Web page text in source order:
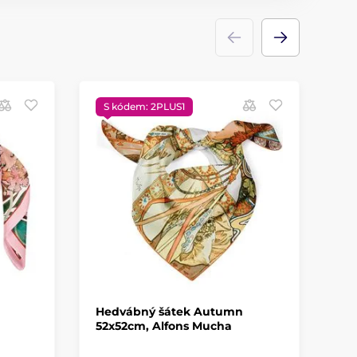
S kódem: 2PLUS1
Hedvábný šátek Autumn
52x52cm, Alfons Mucha